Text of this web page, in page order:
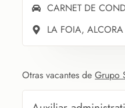
CARNET DE
LA FOIA, ALCORA
Otras vacantes deGrupo